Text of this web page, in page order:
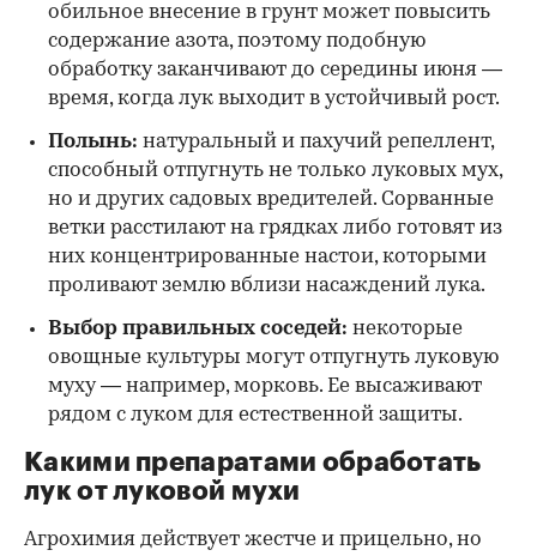
обильное внесение в грунт может повысить
содержание азота, поэтому подобную
обработку заканчивают до середины июня —
время, когда лук выходит в устойчивый рост.
Полынь: натуральный и пахучий репеллент,
способный отпугнуть не только луковых мух,
но и других садовых вредителей. Сорванные
ветки расстилают на грядках либо готовят из
них концентрированные настои, которыми
проливают землю вблизи насаждений лука.
Выбор правильных соседей: некоторые
овощные культуры могут отпугнуть луковую
муху — например, морковь. Ее высаживают
рядом с луком для естественной защиты.
Какими препаратами обработать
лук от луковой мухи
Агрохимия действует жестче и прицельно, но